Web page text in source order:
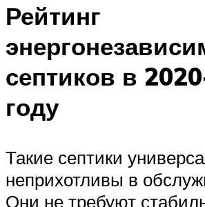
Рейтинг
септиков в
году
Такие септики
неприхотливы в
Они не требуют